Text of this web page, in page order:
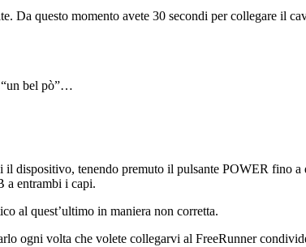
questo momento avete 30 secondi per collegare il
“un bel pò”…
tenendo premuto il pulsante POWER fino a
a entrambi i capi.
al quest’ultimo in maniera non corretta.
ogni volta che volete collegarvi al FreeRunner